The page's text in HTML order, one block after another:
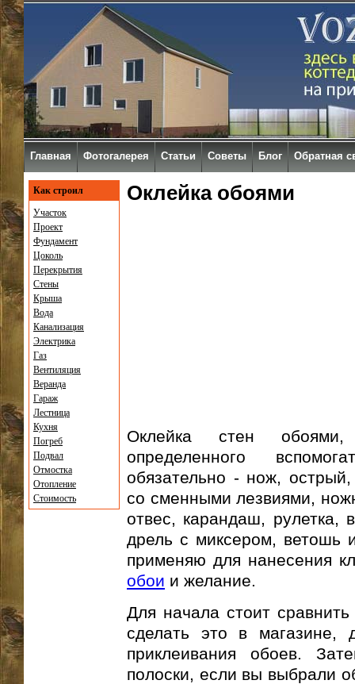
Оклейка обоями
Оклейка стен обоями,
определенного
обязательно - нож,
со сменными лезвиями,
отвес, карандаш, рулетка,
дрель с миксером, ветошь
применяю для нанесения
обои и желание.
Для начала стоит
сделать это в магазине,
приклеивания обоев.
полоски, если вы выбрали
Как строил
Участок
Проект
Фундамент
Цоколь
Перекрытия
Стены
Крыша
Вода
Канализация
Электрика
Газ
Вентиляция
Веранда
Гараж
Лестница
Кухня
Погреб
Подвал
Отмостка
Отопление
Стоимость
Главная Фотогалерея Статьи Советы Блог Обратная